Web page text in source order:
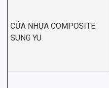
CỬA NHỰA COMPOSITE
SUNG YU